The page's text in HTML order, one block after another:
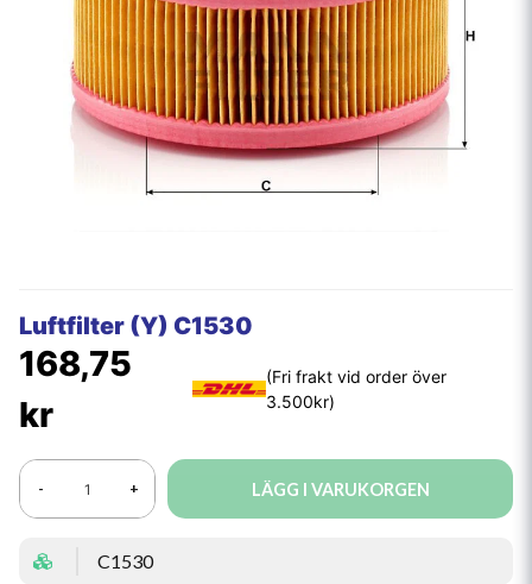
Luftfilter (Y) C1530
168,75
kr
- + LÄGG I VARUKORGEN
C1530